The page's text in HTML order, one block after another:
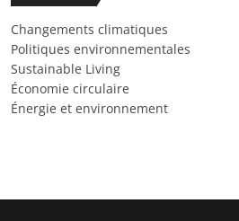
Changements climatiques
Politiques environnementales
Sustainable Living
Économie circulaire
Énergie et environnement